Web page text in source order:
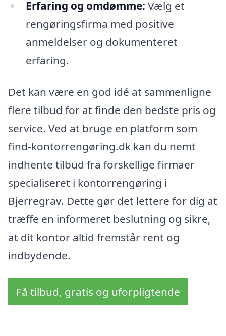
Erfaring og omdømme: Vælg et
rengøringsfirma med positive
anmeldelser og dokumenteret
erfaring.
Det kan være en god idé at sammenligne
flere tilbud for at finde den bedste pris og
service. Ved at bruge en platform som
find-kontorrengøring.dk kan du nemt
indhente tilbud fra forskellige firmaer
specialiseret i kontorrengøring i
Bjerregrav. Dette gør det lettere for dig at
træffe en informeret beslutning og sikre,
at dit kontor altid fremstår rent og
indbydende.
Få tilbud, gratis og uforpligtende